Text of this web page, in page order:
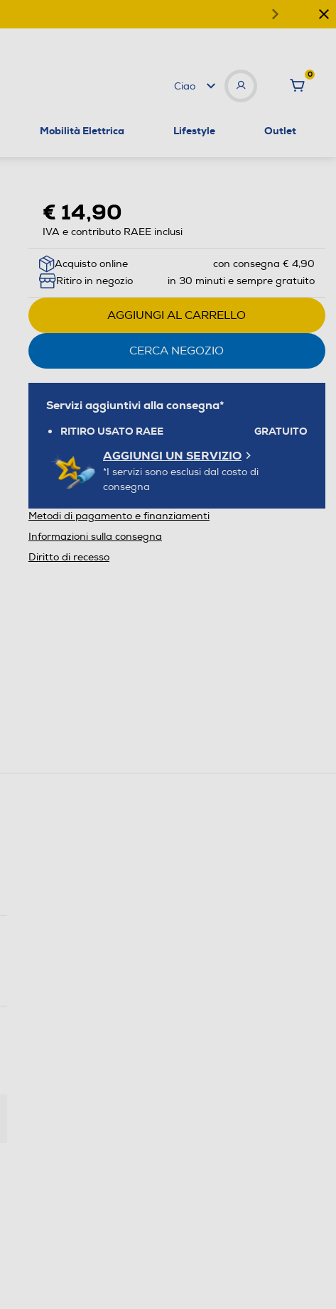
Ciao
0
Mobilità Elettrica Lifestyle Outlet
€ 14,90
IVA e contributo RAEE inclusi
Acquisto online
con consegna € 4,90
Ritiro in negozio
in 30 minuti e sempre gratuito
AGGIUNGI AL CARRELLO
CERCA NEGOZIO
Servizi aggiuntivi alla consegna*
RITIRO USATO RAEE GRATUITO
AGGIUNGI UN SERVIZIO
*I servizi sono esclusi dal costo di
consegna
Metodi di pagamento e finanziamenti
Informazioni sulla consegna
Diritto di recesso